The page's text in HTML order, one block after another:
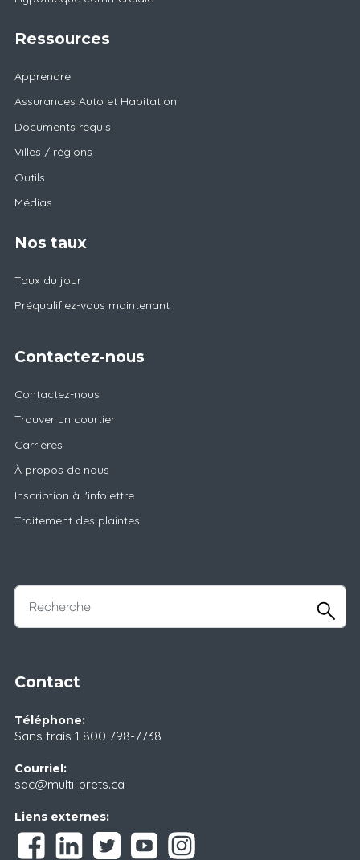
Ressources
Apprendre
Assurances Auto et Habitation
Documents requis
Villes / régions
Outils
Médias
Nos taux
Taux du jour
Préqualifiez-vous maintenant
Contactez-nous
Contactez-nous
Trouver un courtier
Carrières
À propos de nous
Inscription à l'infolettre
Traitement des plaintes
Contact
Téléphone:
Sans frais 1 800 798-7738
Courriel:
sac@multi-prets.ca
Liens externes: